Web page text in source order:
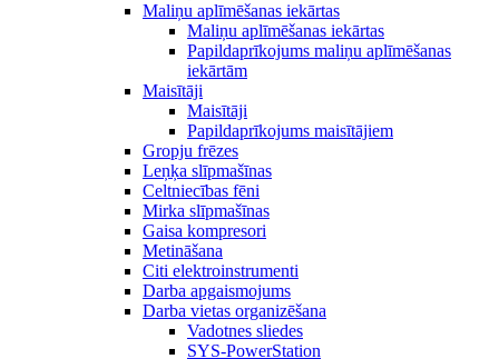
Maliņu aplīmēšanas iekārtas
Maliņu aplīmēšanas iekārtas
Papildaprīkojums maliņu aplīmēšanas
iekārtām
Maisītāji
Maisītāji
Papildaprīkojums maisītājiem
Gropju frēzes
Leņķa slīpmašīnas
Celtniecības fēni
Mirka slīpmašīnas
Gaisa kompresori
Metināšana
Citi elektroinstrumenti
Darba apgaismojums
Darba vietas organizēšana
Vadotnes sliedes
SYS-PowerStation